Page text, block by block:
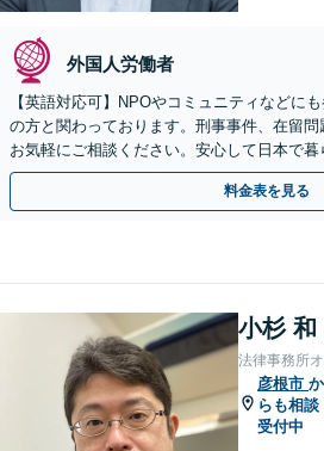
外国人労働者
【英語対応可】NPOやコミュニティなどに
の方と関わっております。刑事事件、在留問
お気軽にご相談ください。安心して日本で
します【夜間・休日相談OK】【北浜駅2分】
料金表を見る
小杉 和
法律事務所
彦根市 か
らも相談
受付中